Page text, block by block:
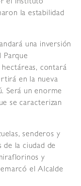
el Instituto
la estabilidad
una inversión
Parque
contará
en la nueva
Será un enorme
se caracterizan
senderos y
de la ciudad de
y
el Alcalde